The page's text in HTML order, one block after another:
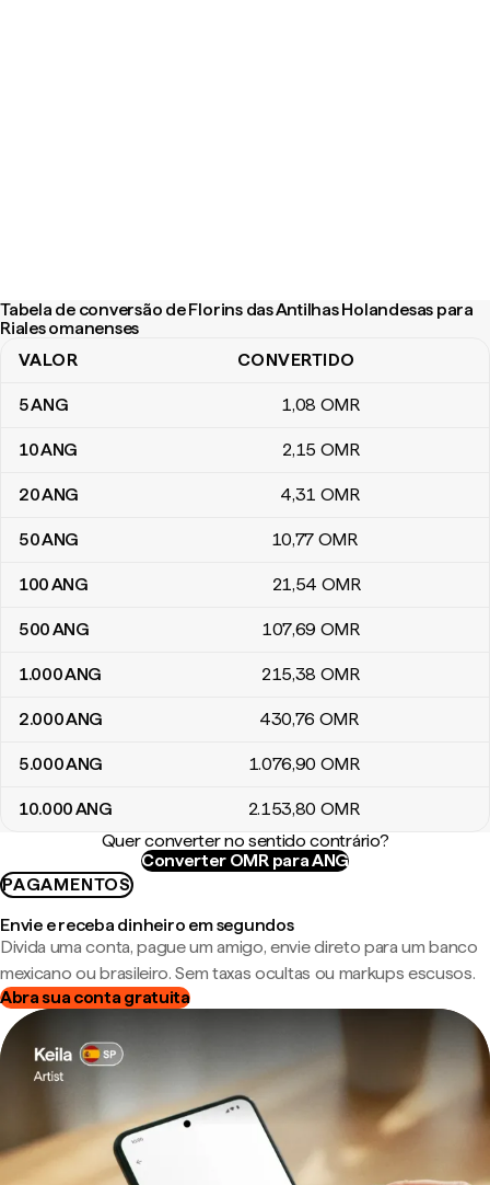
Tabela de conversão de Florins das Antilhas Holandesas para
Riales omanenses
Tabela de conversão de Florins das Antilhas Holandesas para
VALOR CONVERTIDO
5ANG 1,08 OMR
10ANG 2,15 OMR
20ANG 4,31 OMR
50ANG 10,77 OMR
100ANG 21,54 OMR
500ANG 107,69 OMR
1.000ANG 215,38 OMR
2.000ANG 430,76 OMR
5.000ANG 1.076,90 OMR
10.000ANG 2.153,80 OMR
Quer converter no sentido contrário?
Converter OMR para ANG
PAGAMENTOS
Envie e receba dinheiro em segundos
Divida uma conta, pague um amigo, envie direto para um banco
mexicano ou brasileiro. Sem taxas ocultas ou markups escusos.
Abra sua conta gratuita